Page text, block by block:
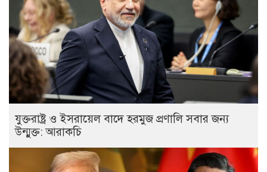
যুক্তরাষ্ট্র ও ইসরায়েল বাদে হরমুজ প্রণালি সবার জন্য
উন্মুক্ত: আরাকচি